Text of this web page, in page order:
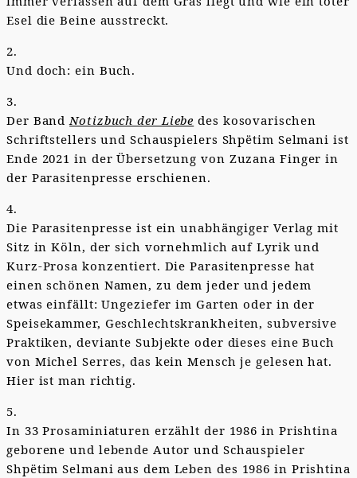
Esel die Beine ausstreckt.
2.
Und doch: ein Buch.
3.
Der BandNotizbuch der Liebe des kosovarischen
Schriftstellers und Schauspielers Shpëtim Selmani ist
Ende 2021 in der Übersetzung von Zuzana Finger in
der Parasitenpresse erschienen.
4.
Die Parasitenpresse ist ein unabhängiger Verlag mit
Sitz in Köln, der sich vornehmlich auf Lyrik und
Kurz-Prosa konzentiert. Die Parasitenpresse hat
einen schönen Namen, zu dem jeder und jedem
etwas einfällt: Ungeziefer im Garten oder in der
Speisekammer, Geschlechtskrankheiten, subversive
Praktiken, deviante Subjekte oder dieses eine Buch
von Michel Serres, das kein Mensch je gelesen hat.
Hier ist man richtig.
5.
In 33 Prosaminiaturen erzählt der 1986 in Prishtina
geborene und lebende Autor und Schauspieler
Shpëtim Selmani aus dem Leben des 1986 in Prishtina